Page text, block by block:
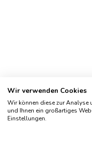
Impressum
Wir verwenden Cookies
Wir können diese zur Analyse
und Ihnen ein großartiges
Einstellungen.